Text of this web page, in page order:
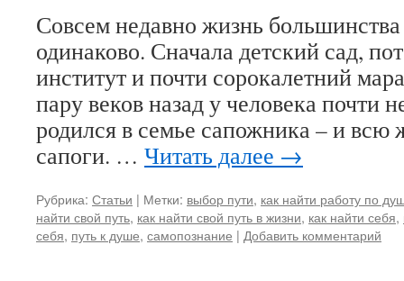
Совсем недавно жизнь
одинаково. Сначала детский сад,
институт и почти сорокалетний
пару веков назад у человека почти
родился в семье сапожника – и всю
сапоги. … Читать далее →
Рубрика: Статьи | Метки: выбор пути, как найти работу по
найти свой путь, как найти свой путь в жизни, как найти себя,
себя, путь к душе, самопознание | Добавить комментарий